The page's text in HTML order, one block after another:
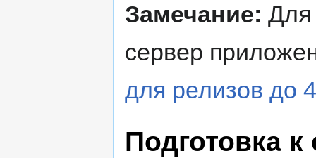
Замечание: Для
сервер
для релизов до
Подготовка к